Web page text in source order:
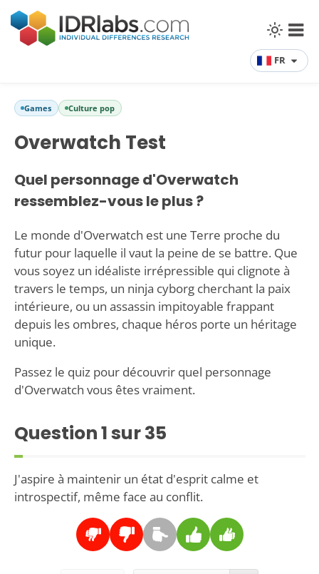
FR
Games Culture pop
Overwatch Test
Quel personnage d'Overwatch
ressemblez-vous le plus ?
Le monde d'Overwatch est une Terre proche du
futur pour laquelle il vaut la peine de se battre. Que
vous soyez un idéaliste irrépressible qui clignote à
travers le temps, un ninja cyborg cherchant la paix
intérieure, ou un assassin impitoyable frappant
depuis les ombres, chaque héros porte un héritage
unique.
Passez le quiz pour découvrir quel personnage
d'Overwatch vous êtes vraiment.
Question1sur 35
J'aspire à maintenir un état d'esprit calme et
introspectif, même face au conflit.